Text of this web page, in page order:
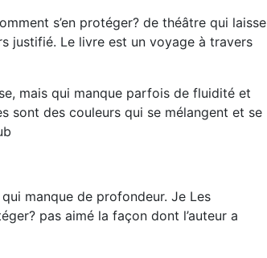
s’en protéger? de théâtre qui laisse
justifié. Le livre est un voyage à travers
mais qui manque parfois de fluidité et
sont des couleurs qui se mélangent et se
manque de profondeur. Je Les
pas aimé la façon dont l’auteur a